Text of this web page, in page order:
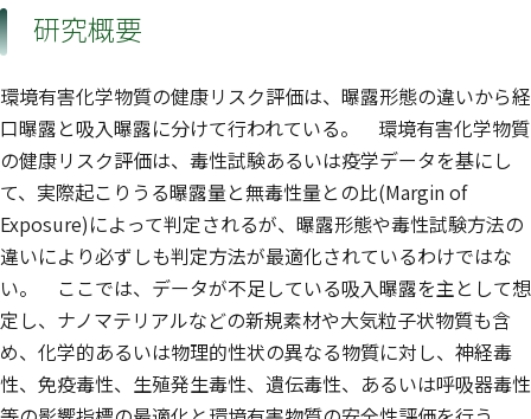
研究概要
環境有害化学物質の健康リスク評価は、曝露形態の違いから経
口曝露と吸入曝露に分けて行われている。 環境有害化学物質
の健康リスク評価は、毒性試験あるいは疫学データを基にし
て、実際起こりうる曝露量と無毒性量との比(Margin of
Exposure)によって判定されるが、曝露形態や毒性試験方法の
違いにより必ずしも判定方法が最適化されているわけではな
い。 ここでは、データが不足している吸入曝露を主として想
定し、ナノマテリアルなどの新規素材や大気粒子状物質も含
め、化学的あるいは物理的性状の異なる物質に対し、神経毒
性、免疫毒性、生殖発生毒性、遺伝毒性、あるいは呼吸器毒性